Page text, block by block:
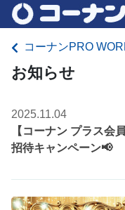
コーナンPRO
お知らせ
2025.11.04
【コーナン プラス会
招待キャンペーン📢